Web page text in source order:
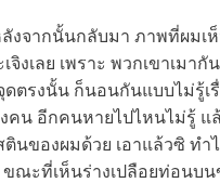
งจากนั้นกลับมา ภาพที่ผมเ
จิงเลย เพราะ พวกเขาเมา
ตรงนั้น ก็นอนกันแบบไม่รู้เ
คน อีกคนหายไปไหนไม่รู้ แ
นของผมด้วย เอาแล้วซิ ทำ
ขณะที่เห็นร่างเปลือยท่อนบ